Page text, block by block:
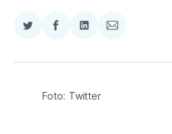
Compartir
Twitter
Compartir
Facebook
Compartir
LinkedIn
Compartir
Email
Foto: Twitter